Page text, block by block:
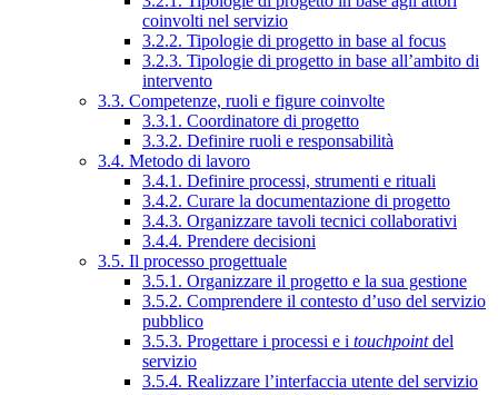
coinvolti nel servizio
3.2.2. Tipologie di progetto in base al focus
3.2.3. Tipologie di progetto in base all’ambito di
intervento
3.3. Competenze, ruoli e figure coinvolte
3.3.1. Coordinatore di progetto
3.3.2. Definire ruoli e responsabilità
3.4. Metodo di lavoro
3.4.1. Definire processi, strumenti e rituali
3.4.2. Curare la documentazione di progetto
3.4.3. Organizzare tavoli tecnici collaborativi
3.4.4. Prendere decisioni
3.5. Il processo progettuale
3.5.1. Organizzare il progetto e la sua gestione
3.5.2. Comprendere il contesto d’uso del servizio
pubblico
3.5.3. Progettare i processi e i touchpointdel
servizio
3.5.4. Realizzare l’interfaccia utente del servizio